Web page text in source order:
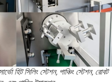
সিলিং স্টেশন, পাঞ্চিং স্টেশন, রোবট